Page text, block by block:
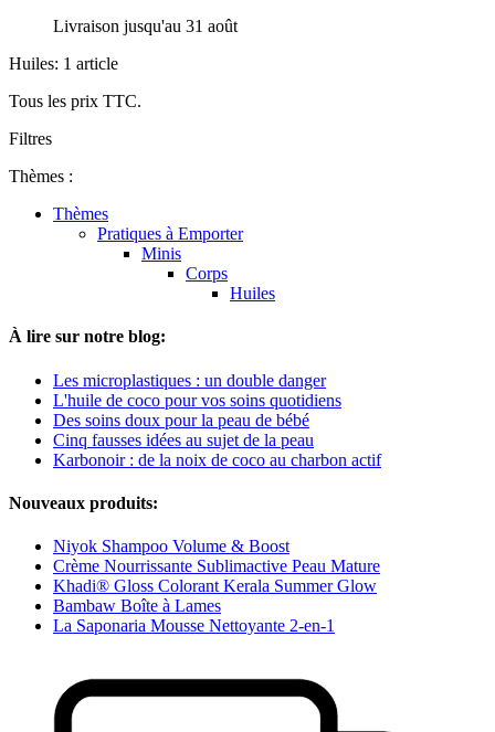
Livraison jusqu'au 31 août
Huiles: 1 article
Tous les prix TTC.
Filtres
Thèmes :
Thèmes
Pratiques à Emporter
Minis
Corps
Huiles
À lire sur notre blog:
Les microplastiques : un double danger
L'huile de coco pour vos soins quotidiens
Des soins doux pour la peau de bébé
Cinq fausses idées au sujet de la peau
Karbonoir : de la noix de coco au charbon actif
Nouveaux produits:
Niyok Shampoo Volume & Boost
Crème Nourrissante Sublimactive Peau Mature
Khadi® Gloss Colorant Kerala Summer Glow
Bambaw Boîte à Lames
La Saponaria Mousse Nettoyante 2-en-1